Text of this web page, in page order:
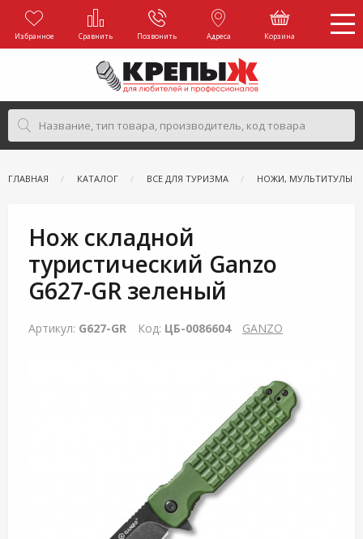
Избранное Сравнить Позвонить Адреса Корзина
ГЛАВНАЯ КАТАЛОГ ВСЕ ДЛЯ ТУРИЗМА НОЖИ, МУЛЬТИТУЛЫ И
Нож складной
туристический Ganzo
G627-GR зеленый
Артикул: G627-GR Код: ЦБ-0086604 GANZO